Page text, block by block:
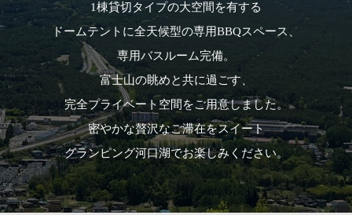
1棟貸切タイプの大空間を有する
ドームテントに全天候型の専用BBQスペース、
専用バスルーム完備。
富士山の眺めと共に過ごす、
完全プライベート空間をご用意しました。
密やかな贅沢なご滞在をスイート
グランピング河口湖でお楽しみください。